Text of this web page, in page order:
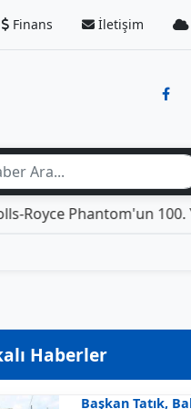
Finans İletişim
100. Yılına
Haberler
Başkan Tatık,